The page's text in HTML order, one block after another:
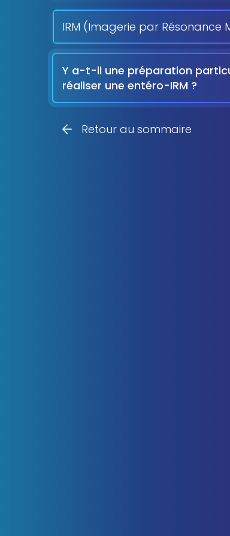
IRM (Imagerie par Résonance
Y a-t-il une préparation
réaliser une entéro-IRM ?
Retour au sommaire